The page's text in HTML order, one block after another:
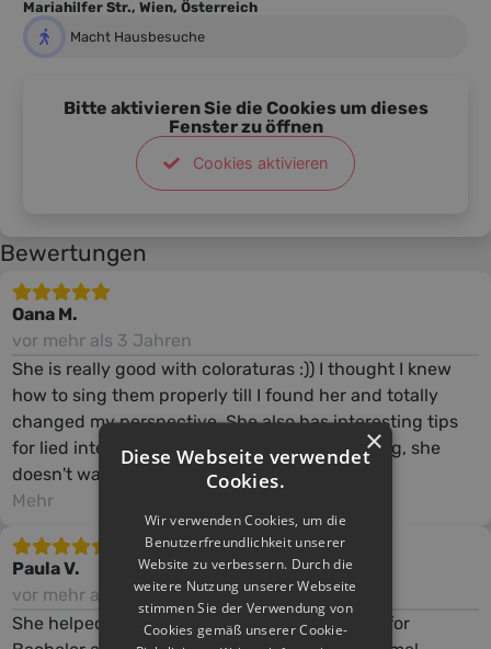
Mariahilfer Str., Wien, Österreich
Macht Hausbesuche
Bitte aktivieren Sie die Cookies um dieses
Fenster zu öffnen
Cookies aktivieren
Bewertungen
Oana M.
vor mehr als 3 Jahren
She is really good with coloraturas :)) I thought I knew
how to sing them properly till I found her and totally
changed my perspective. She also has interesting tips
for lied interpretation. Very patient and working, she
doesn't waste the time!
Mehr
Paula V.
vor mehr als 3 Jahren
She helped me to prepare my entrance exam for
×
Diese Webseite verwendet
Cookies.
Wir verwenden Cookies, um die
Benutzerfreundlichkeit unserer
Website zu verbessern. Durch die
weitere Nutzung unserer Webseite
stimmen Sie der Verwendung von
Cookies gemäß unserer Cookie-